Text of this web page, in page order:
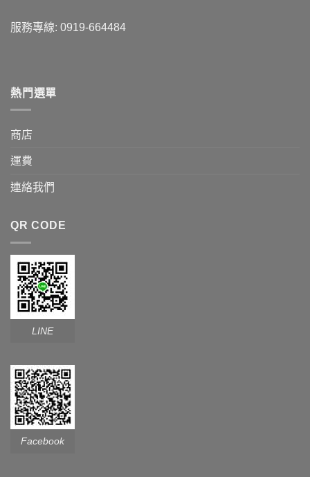
服務專線: 0919-664484
熱門選單
商店
運費
連絡我們
QR CODE
LINE
Facebook